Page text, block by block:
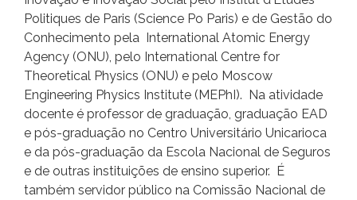
Politiques de Paris (Science Po Paris) e de Gestão do
Conhecimento pela International Atomic Energy
Agency (ONU), pelo International Centre for
Theoretical Physics (ONU) e pelo Moscow
Engineering Physics Institute (MEPhI). Na atividade
docente é professor de graduação, graduação EAD
e pós-graduação no Centro Universitário Unicarioca
e da pós-graduação da Escola Nacional de Seguros
e de outras instituições de ensino superior. É
também servidor público na Comissão Nacional de